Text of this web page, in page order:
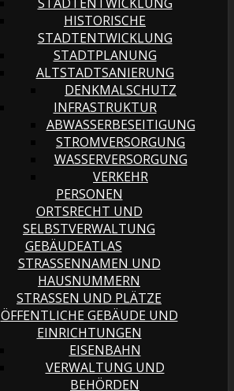
HISTORISCHE
STADTENTWICKLUNG
STADTPLANUNG
ALTSTADTSANIERUNG
DENKMALSCHUTZ
INFRASTRUKTUR
ABWASSERBESEITIGUNG
STROMVERSORGUNG
WASSERVERSORGUNG
VERKEHR
PERSONEN
ORTSRECHT UND
SELBSTVERWALTUNG
GEBÄUDEATLAS
STRASSENNAMEN UND H
AUSNUMMERN
STRASSEN UND PLÄTZE
ÖFFENTLICHE GEBÄUDE UND
EINRICHTUNGEN
EISENBAHN
VERWALTUNG UND
BEHÖRDEN